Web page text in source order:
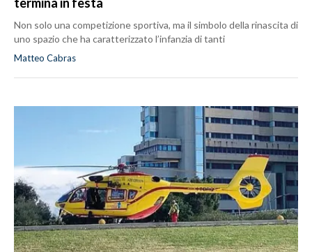
Non solo una competizione sportiva, ma il simbolo della rinascita di
uno spazio che ha caratterizzato l’infanzia di tanti
Matteo Cabras